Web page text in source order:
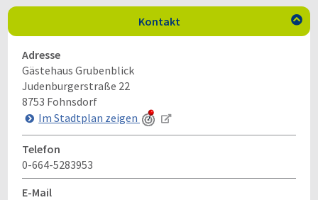
Kontakt 
Adresse
Gästehaus Grubenblick
Judenburgerstraße 22
8753 Fohnsdorf
Im Stadtplan zeigen
Telefon
0-664-5283953
E-Mail